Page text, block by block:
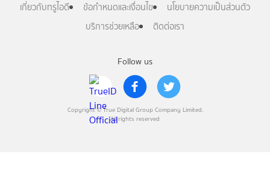
Follow us
Copyright © True Digital Group Company Limited.
All rights reserved
เกี่ยวกับทรูไอดี ข้อกำหนดและเงื่อนไข
นโยบายความเป็นส่วนตัว
บริการช่วยเหลือ
ติดต่อเรา